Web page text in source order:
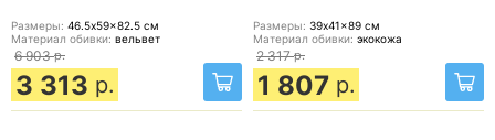
Размеры: 46.5x59x82.5 см
Материал обивки: вельвет
6 903 р.
3 313 р.
Размеры: 39x41x89 см
Материал обивки: экокожа
2 317 р.
1 807 р.